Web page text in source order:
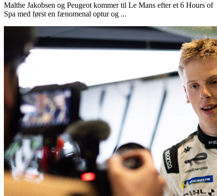
Malthe Jakobsen og Peugeot kommer til Le Mans efter et 6 Hours of
Spa med først en fænomenal optur og ...